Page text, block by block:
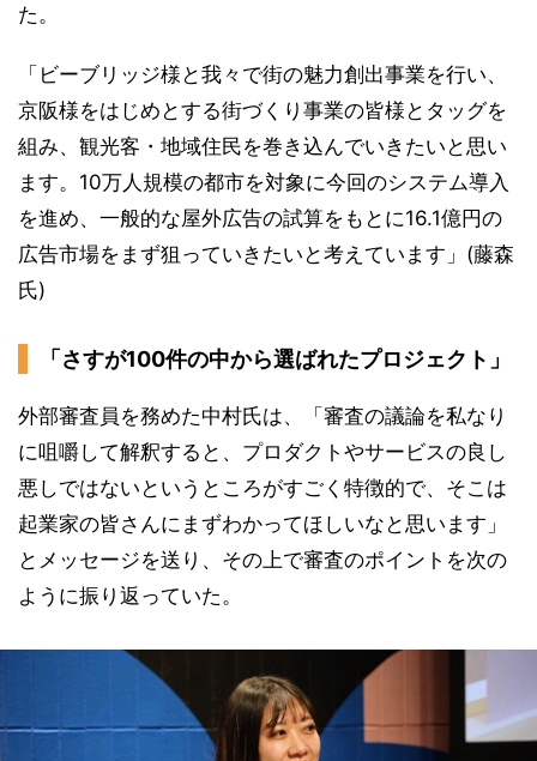
た。
「ビーブリッジ様と我々で街の魅力創出事業を行い、
京阪様をはじめとする街づくり事業の皆様とタッグを
組み、観光客・地域住民を巻き込んでいきたいと思い
ます。10万人規模の都市を対象に今回のシステム導入
を進め、一般的な屋外広告の試算をもとに16.1億円の
広告市場をまず狙っていきたいと考えています」(藤森
氏)
「さすが100件の中から選ばれたプロジェクト」
外部審査員を務めた中村氏は、「審査の議論を私なり
に咀嚼して解釈すると、プロダクトやサービスの良し
悪しではないというところがすごく特徴的で、そこは
起業家の皆さんにまずわかってほしいなと思います」
とメッセージを送り、その上で審査のポイントを次の
ように振り返っていた。